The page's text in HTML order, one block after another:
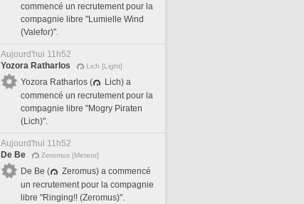
commencé un recrutement pour la
compagnie libre "Lumielle Wind
(Valefor)".
Aujourd'hui 11h52
Yozora Ratharlos
Lich [Light]
Yozora Ratharlos (
Lich) a
commencé un recrutement pour la
compagnie libre "Mogry Piraten
(Lich)".
Aujourd'hui 11h52
De Be
Zeromus [Meteor]
De Be (
Zeromus) a commencé
un recrutement pour la compagnie
libre "Ringing!! (Zeromus)".